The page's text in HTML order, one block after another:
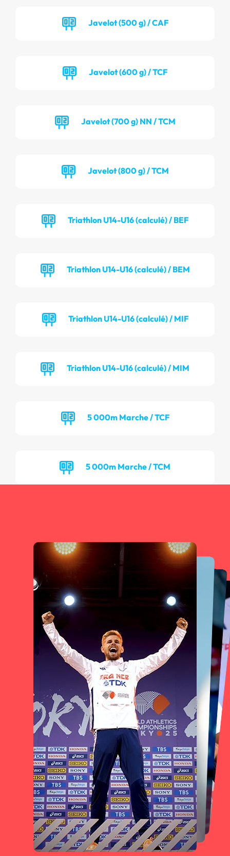
Javelot (500 g) / CAF
Javelot (600 g) / TCF
Javelot (700 g) NN / TCM
Javelot (800 g) / TCM
Triathlon U14-U16 (calculé) / BEF
Triathlon U14-U16 (calculé) / BEM
Triathlon U14-U16 (calculé) / MIF
Triathlon U14-U16 (calculé) / MIM
5 000m Marche / TCF
5 000m Marche / TCM